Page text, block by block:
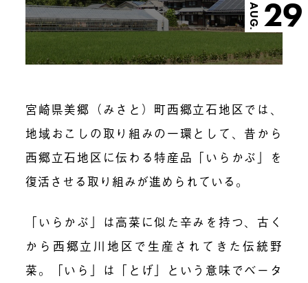
AUG. 29
宮崎県美郷（みさと）町西郷立石地区では、
地域おこしの取り組みの一環として、昔から
西郷立石地区に伝わる特産品「いらかぶ」を
復活させる取り組みが進められている。
「いらかぶ」は高菜に似た辛みを持つ、古く
から西郷立川地区で生産されてきた伝統野
菜。「いら」は「とげ」という意味でベータ